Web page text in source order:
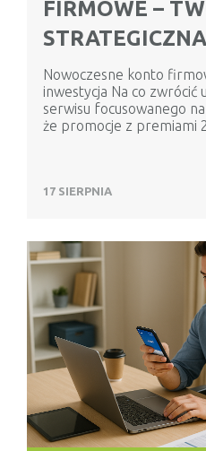
FIRMOWE –
Nowoczesne konto
inwestycja Na co zwrócić
serwisu focusowanego
że promocje z premiami 2
17 SIERPNIA